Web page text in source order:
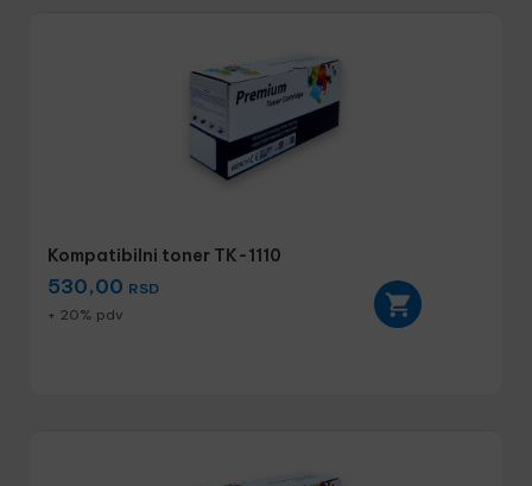
Kompatibilni toner TK-1110
530,00 RSD
+ 20% pdv